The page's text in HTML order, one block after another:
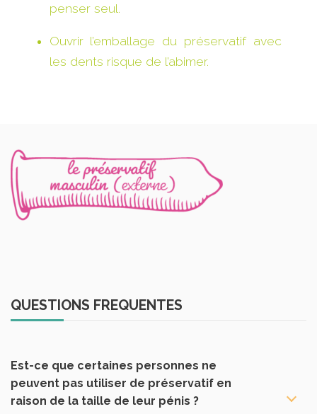
penser seul.
Ouvrir l’emballage du préservatif avec
les dents risque de l’abimer.
QUESTIONS FREQUENTES
Est-ce que certaines personnes ne
peuvent pas utiliser de préservatif en
raison de la taille de leur pénis ?